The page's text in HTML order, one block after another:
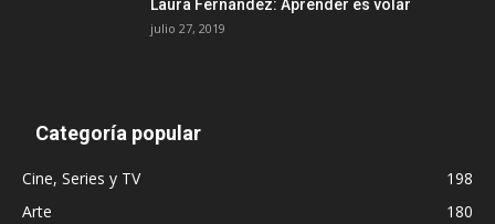
Laura Fernández: Aprender es volar
julio 27, 2019
Categoría popular
Cine, Series y TV
198
Arte
180